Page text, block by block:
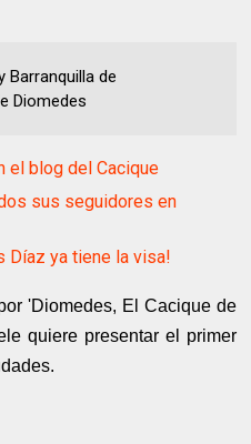
Barranquilla de
Diomedes
el blog del Cacique
sus seguidores en
Díaz ya tiene la visa!
'Diomedes, El Cacique de
quiere presentar el primer